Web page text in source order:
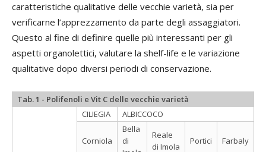
caratteristiche qualitative delle vecchie varietà, sia per
verificarne l’apprezzamento da parte degli assaggiatori.
Questo al fine di definire quelle più interessanti per gli
aspetti organolettici, valutare la shelf-life e le variazione
qualitative dopo diversi periodi di conservazione.
Tab. 1 - Polifenoli e Vit C delle vecchie varietà
CILIEGIA
ALBICCOCO
Corniola
Bella
di
Reale
di Imola
Portici Farbaly